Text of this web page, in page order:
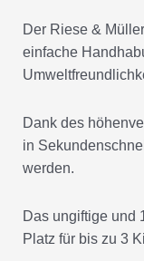
Der Riese &
einfache
Dank des
in
werden.
Das ungiftige und
Platz für bis zu 3